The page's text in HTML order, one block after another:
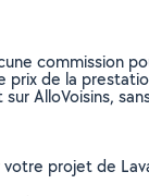
commission
de la
AlloVoisins,
projet de